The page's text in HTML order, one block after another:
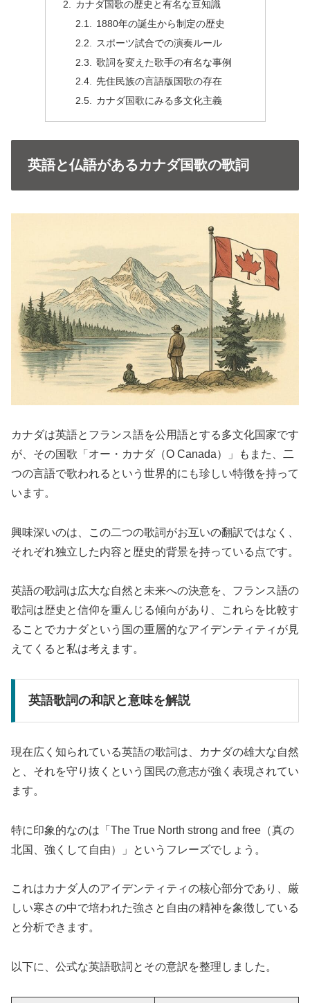
カナダ国歌の歴史と有名な豆知識
1880年の誕生から制定の歴史
スポーツ試合での演奏ルール
歌詞を変えた歌手の有名な事例
先住民族の言語版国歌の存在
カナダ国歌にみる多文化主義
英語と仏語があるカナダ国歌の歌詞
カナダは英語とフランス語を公用語とする多文化国家です
が、その国歌「オー・カナダ（O Canada）」もまた、二
つの言語で歌われるという世界的にも珍しい特徴を持って
います。
興味深いのは、この二つの歌詞がお互いの翻訳ではなく、
それぞれ独立した内容と歴史的背景を持っている点です。
英語の歌詞は広大な自然と未来への決意を、フランス語の
歌詞は歴史と信仰を重んじる傾向があり、これらを比較す
ることでカナダという国の重層的なアイデンティティが見
えてくると私は考えます。
英語歌詞の和訳と意味を解説
現在広く知られている英語の歌詞は、カナダの雄大な自然
と、それを守り抜くという国民の意志が強く表現されてい
ます。
特に印象的なのは「The True North strong and free（真の
北国、強くして自由）」というフレーズでしょう。
これはカナダ人のアイデンティティの核心部分であり、厳
しい寒さの中で培われた強さと自由の精神を象徴している
と分析できます。
以下に、公式な英語歌詞とその意訳を整理しました。